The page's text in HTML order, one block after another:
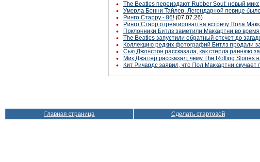
The Beatles переиздают Rubber Soul: новый
Умерла Бонни Тайлер. Легендарной певице
Ринго Старру - 86! (07.07.26)
Ринго Старр отреагировал на встречу Пола
Поклонники Битлз заметили Маккартни во
The Beatles запустили обратный отсчет до
Коллекцию редких фотографий Битлз продали
Сью Джонстон рассказала, как стерла раннюю
Мик Джаггер рассказал, чему The Rolling Stones
Кит Ричардс заявил, что Пол Маккартни скучает
Главная страница Сделать стартовой